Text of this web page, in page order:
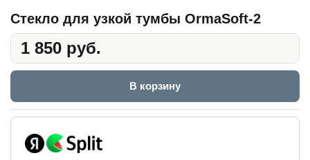
Стекло для узкой тумбы OrmaSoft-2
1 850 руб.
В корзину